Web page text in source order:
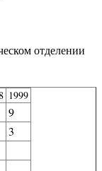
отделении
1999
9
3